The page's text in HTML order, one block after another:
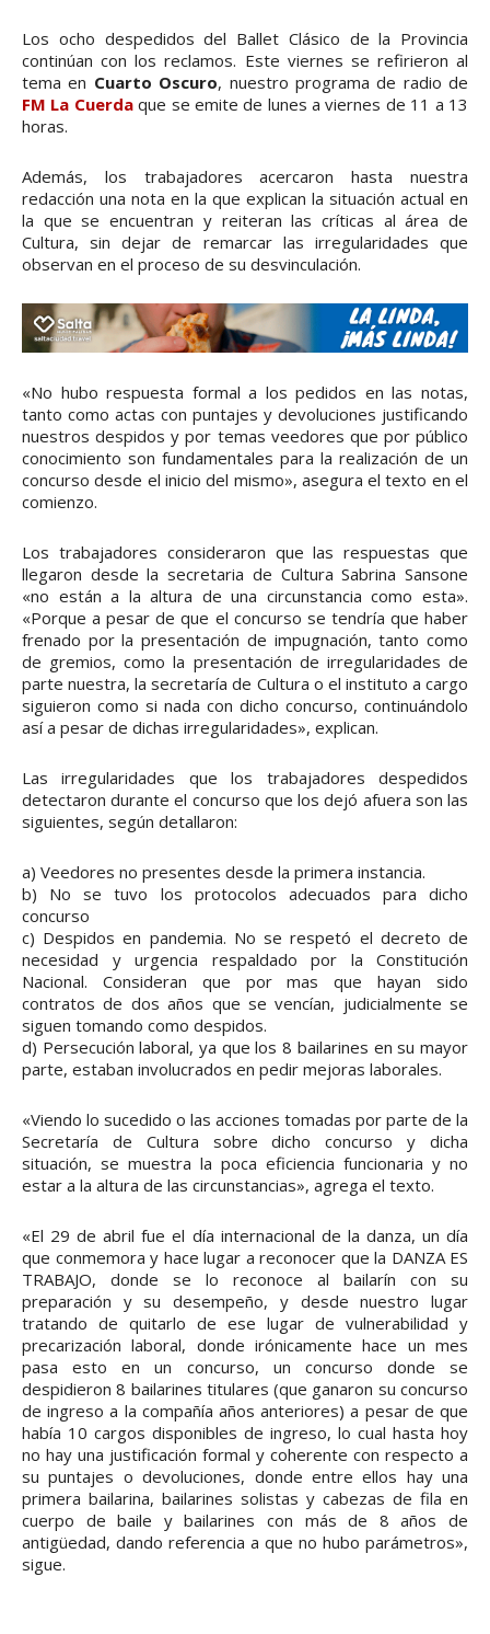
Los ocho despedidos del Ballet Clásico de la Provincia
continúan con los reclamos. Este viernes se refirieron al
tema en Cuarto Oscuro, nuestro programa de radio de
FM La Cuerdaque se emite de lunes a viernes de 11 a 13
horas.
Además, los trabajadores acercaron hasta nuestra
redacción una nota en la que explican la situación actual en
la que se encuentran y reiteran las críticas al área de
Cultura, sin dejar de remarcar las irregularidades que
observan en el proceso de su desvinculación.
«No hubo respuesta formal a los pedidos en las notas,
tanto como actas con puntajes y devoluciones justificando
nuestros despidos y por temas veedores que por público
conocimiento son fundamentales para la realización de un
concurso desde el inicio del mismo», asegura el texto en el
comienzo.
Los trabajadores consideraron que las respuestas que
llegaron desde la secretaria de Cultura Sabrina Sansone
«no están a la altura de una circunstancia como esta».
«Porque a pesar de que el concurso se tendría que haber
frenado por la presentación de impugnación, tanto como
de gremios, como la presentación de irregularidades de
parte nuestra, la secretaría de Cultura o el instituto a cargo
siguieron como si nada con dicho concurso, continuándolo
así a pesar de dichas irregularidades», explican.
Las irregularidades que los trabajadores despedidos
detectaron durante el concurso que los dejó afuera son las
siguientes, según detallaron:
a) Veedores no presentes desde la primera instancia.
b) No se tuvo los protocolos adecuados para dicho
concurso
c) Despidos en pandemia. No se respetó el decreto de
necesidad y urgencia respaldado por la Constitución
Nacional. Consideran que por mas que hayan sido
contratos de dos años que se vencían, judicialmente se
siguen tomando como despidos.
d) Persecución laboral, ya que los 8 bailarines en su mayor
parte, estaban involucrados en pedir mejoras laborales.
«Viendo lo sucedido o las acciones tomadas por parte de la
Secretaría de Cultura sobre dicho concurso y dicha
situación, se muestra la poca eficiencia funcionaria y no
estar a la altura de las circunstancias», agrega el texto.
«El 29 de abril fue el día internacional de la danza, un día
que conmemora y hace lugar a reconocer que la DANZA ES
TRABAJO, donde se lo reconoce al bailarín con su
preparación y su desempeño, y desde nuestro lugar
tratando de quitarlo de ese lugar de vulnerabilidad y
precarización laboral, donde irónicamente hace un mes
pasa esto en un concurso, un concurso donde se
despidieron 8 bailarines titulares (que ganaron su concurso
de ingreso a la compañía años anteriores) a pesar de que
había 10 cargos disponibles de ingreso, lo cual hasta hoy
no hay una justificación formal y coherente con respecto a
su puntajes o devoluciones, donde entre ellos hay una
primera bailarina, bailarines solistas y cabezas de fila en
cuerpo de baile y bailarines con más de 8 años de
antigüedad, dando referencia a que no hubo parámetros»,
sigue.